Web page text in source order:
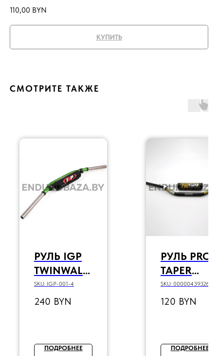
110,00 BYN
КУПИТЬ
СМОТРИТЕ ТАКЖЕ
РУЛЬ IGP
TWINWALL
28ММ
(ЗЕЛЁНЫЙ)
SKU: IGP-001-4
240 BYN
ПОДРОБНЕЕ
РУЛЬ PRO-
TAPER
(D=28,
ОЙ,
SKU: 00000439326
120 BYN
ПОДРОБНЕЕ